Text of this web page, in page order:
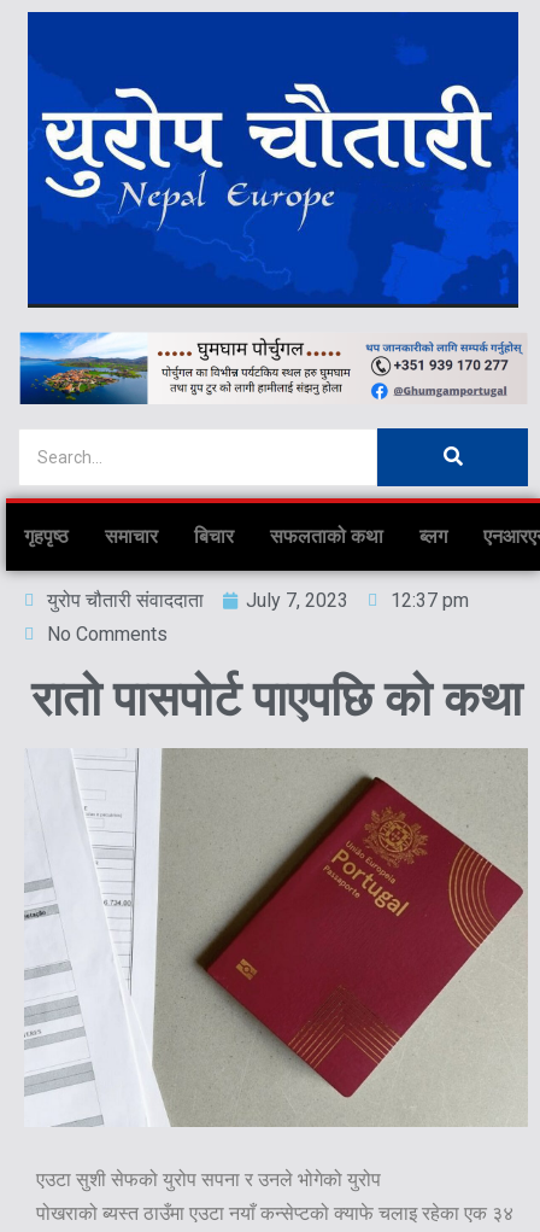
गृहपृष्ठ समाचार बिचार सफलताको कथा ब्लग
युरोप चौतारी संवाददाता July 7, 2023
12:37 pm
No Comments
रातो पासपोर्ट पाएपछि को कथा
एउटा सुशी सेफको युरोप सपना र उनले भोगेको युरोप
पोखराको ब्यस्त ठाउँमा एउटा नयाँ कन्सेप्टको क्याफे चलाइ रहेका एक ३४